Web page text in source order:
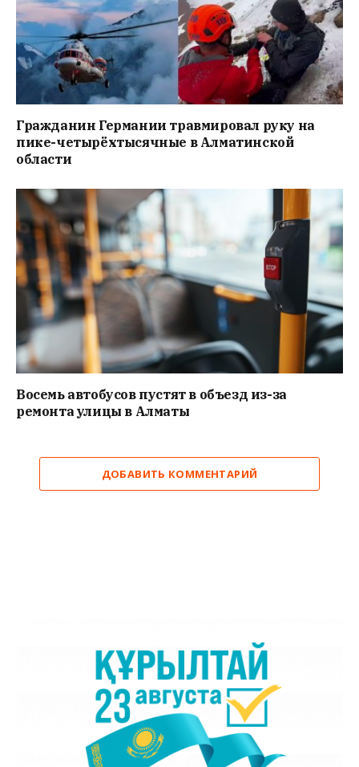
Гражданин Германии травмировал руку на
пике-четырёхтысячные в Алматинской
области
Восемь автобусов пустят в объезд из-за
ремонта улицы в Алматы
ДОБАВИТЬ КОММЕНТАРИЙ